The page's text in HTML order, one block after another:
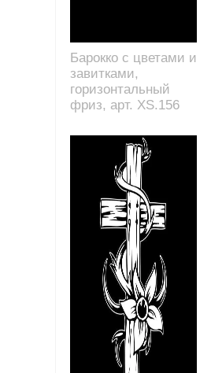
Барокко с цветами и
завитками,
горизонтальный
фриз, арт. XS.156